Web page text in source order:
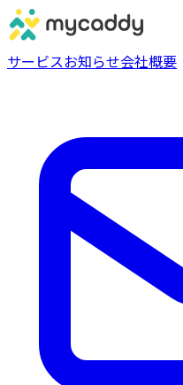
サービスお知らせ会社概要